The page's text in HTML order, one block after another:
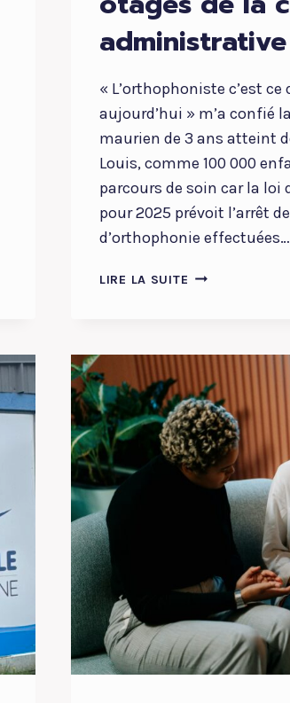
administrative
« L’orthophoniste c’est
aujourd’hui » m’a confié
maurien de 3 ans atteint
Louis, comme 100 000
parcours de soin car la loi
pour 2025 prévoit l’arrêt
d’orthophonie effectuées…
LIRE LA SUITE ORTHOPHONIE
ENFANTS
OTAGES
DE
LA
COMPLEXITÉ